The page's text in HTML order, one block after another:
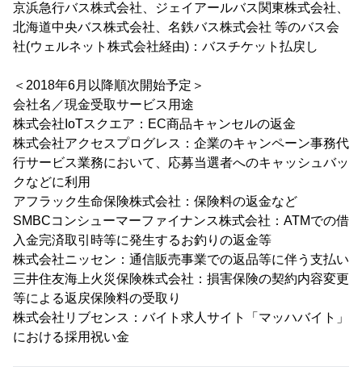
京浜急行バス株式会社、ジェイアールバス関東株式会社、
北海道中央バス株式会社、名鉄バス株式会社 等のバス会
社(ウェルネット株式会社経由)：バスチケット払戻し
＜2018年6月以降順次開始予定＞
会社名／現金受取サービス用途
株式会社IoTスクエア：EC商品キャンセルの返金
株式会社アクセスプログレス：企業のキャンペーン事務代
行サービス業務において、応募当選者へのキャッシュバッ
クなどに利用
アフラック生命保険株式会社：保険料の返金など
SMBCコンシューマーファイナンス株式会社：ATMでの借
入金完済取引時等に発生するお釣りの返金等
株式会社ニッセン：通信販売事業での返品等に伴う支払い
三井住友海上火災保険株式会社：損害保険の契約内容変更
等による返戻保険料の受取り
株式会社リブセンス：バイト求人サイト「マッハバイト」
における採用祝い金